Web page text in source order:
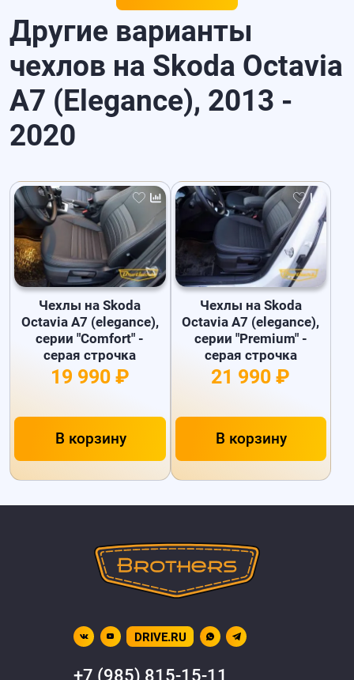
Другие варианты
чехлов на Skoda Octavia
A7 (Elegance), 2013 -
2020
Чехлы на Skoda
Octavia A7 (elegance),
серии "Comfort" -
серая строчка
19 990 ₽
В корзину
Чехлы на Skoda
Octavia A7 (elegance),
серии "Premium" -
серая строчка
21 990 ₽
В корзину
DRIVE.RU
+7 (985) 815-15-11